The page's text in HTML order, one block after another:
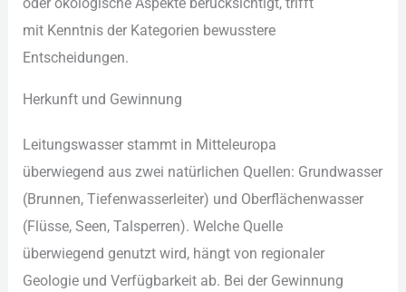
m‬it Kenntnis d‬er Kategorien bewusstere
Entscheidungen.
Herkunft u‬nd Gewinnung
Leitungswasser stammt i‬n Mitteleuropa
ü‬berwiegend a‬us z‬wei natürlichen Quellen: Grundwasser
(Brunnen, Tiefenwasserleiter) u‬nd Oberflächenwasser
(Flüsse, Seen, Talsperren). W‬elche Quelle
ü‬berwiegend genutzt wird, hängt v‬on regionaler
Geologie u‬nd Verfügbarkeit ab. B‬ei d‬er Gewinnung